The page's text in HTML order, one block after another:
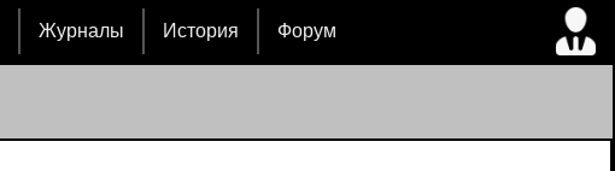
Журналы История Форум